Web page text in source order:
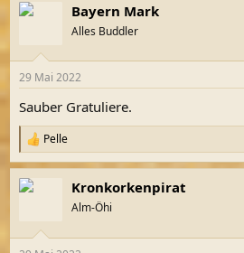
Bayern Mark
Alles Buddler
29 Mai 2022
Sauber Gratuliere.
R
e
a
k
Pelle
Kronkorkenpirat
Alm-Öhi